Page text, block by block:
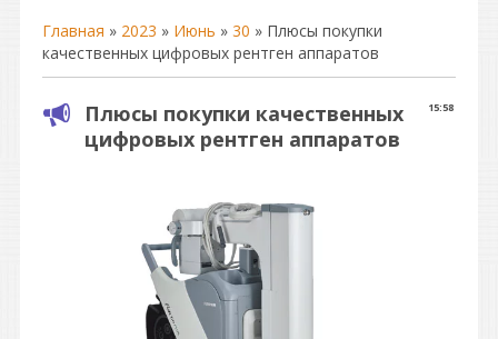
Главная » 2023 » Июнь » 30 » Плюсы покупки
качественных цифровых рентген аппаратов
15:58
Плюсы покупки качественных
цифровых рентген аппаратов